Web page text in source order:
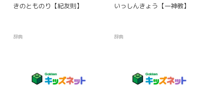
きのとものり【紀友則】
辞典
いっしんきょう【一神教】
辞典